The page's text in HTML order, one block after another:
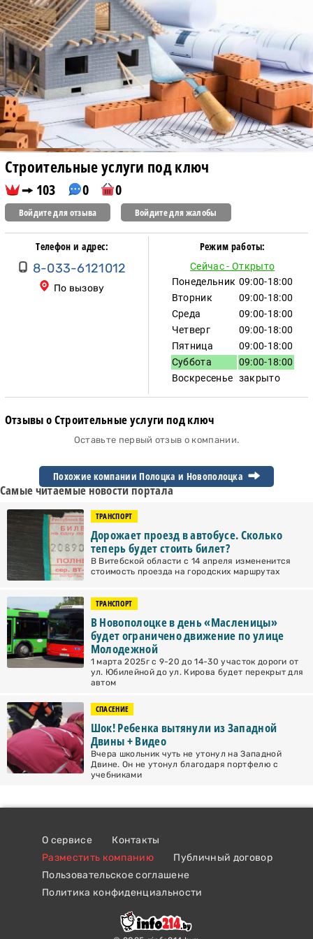
Строительные услуги под ключ
103 0 0
Войдите для отзыва Войдите для жалобы
Телефон и адрес:
8-033-6121012
По вызову
Режим работы:
Сейчас - Открыто
Понедельник 09:00-18:00
Вторник
09:00-18:00
Среда
09:00-18:00
Четверг
09:00-18:00
Пятница
09:00-18:00
Суббота
09:00-18:00
Воскресенье закрыто
Отзывы о Строительные услуги под ключ
Оставьте первый отзыв о компании.
Похожие компании Полоцка и Новополоцка
Самые читаемые новости портала
ТРАНСПОРТ
Дорожает проезд в автобусе. Сколько
теперь будет стоить билет?
В Витебской области с 14 апреля измененится
стоимость проезда на городских маршрутах
ТРАНСПОРТ
В Новополоцке в день «Масленицы»
будет ограничено движение по улице
Молодежной
1 марта 2025г с 9-20 до 14-30 участок дороги от
ул. Юбилейной до ул. Кирова будет перекрыт для
автом
СПАСЕНИЕ
Шок! Ребенка вытянули из Западной
Двины + Видео
Вчера школьник чуть не утонул на Западной
Двине. Он не утонул благодаря портфелю с
учебниками
О сервисе
Контакты
Разместить компанию
Публичный договор
Пользовательское соглашене
Политика конфиденциальности